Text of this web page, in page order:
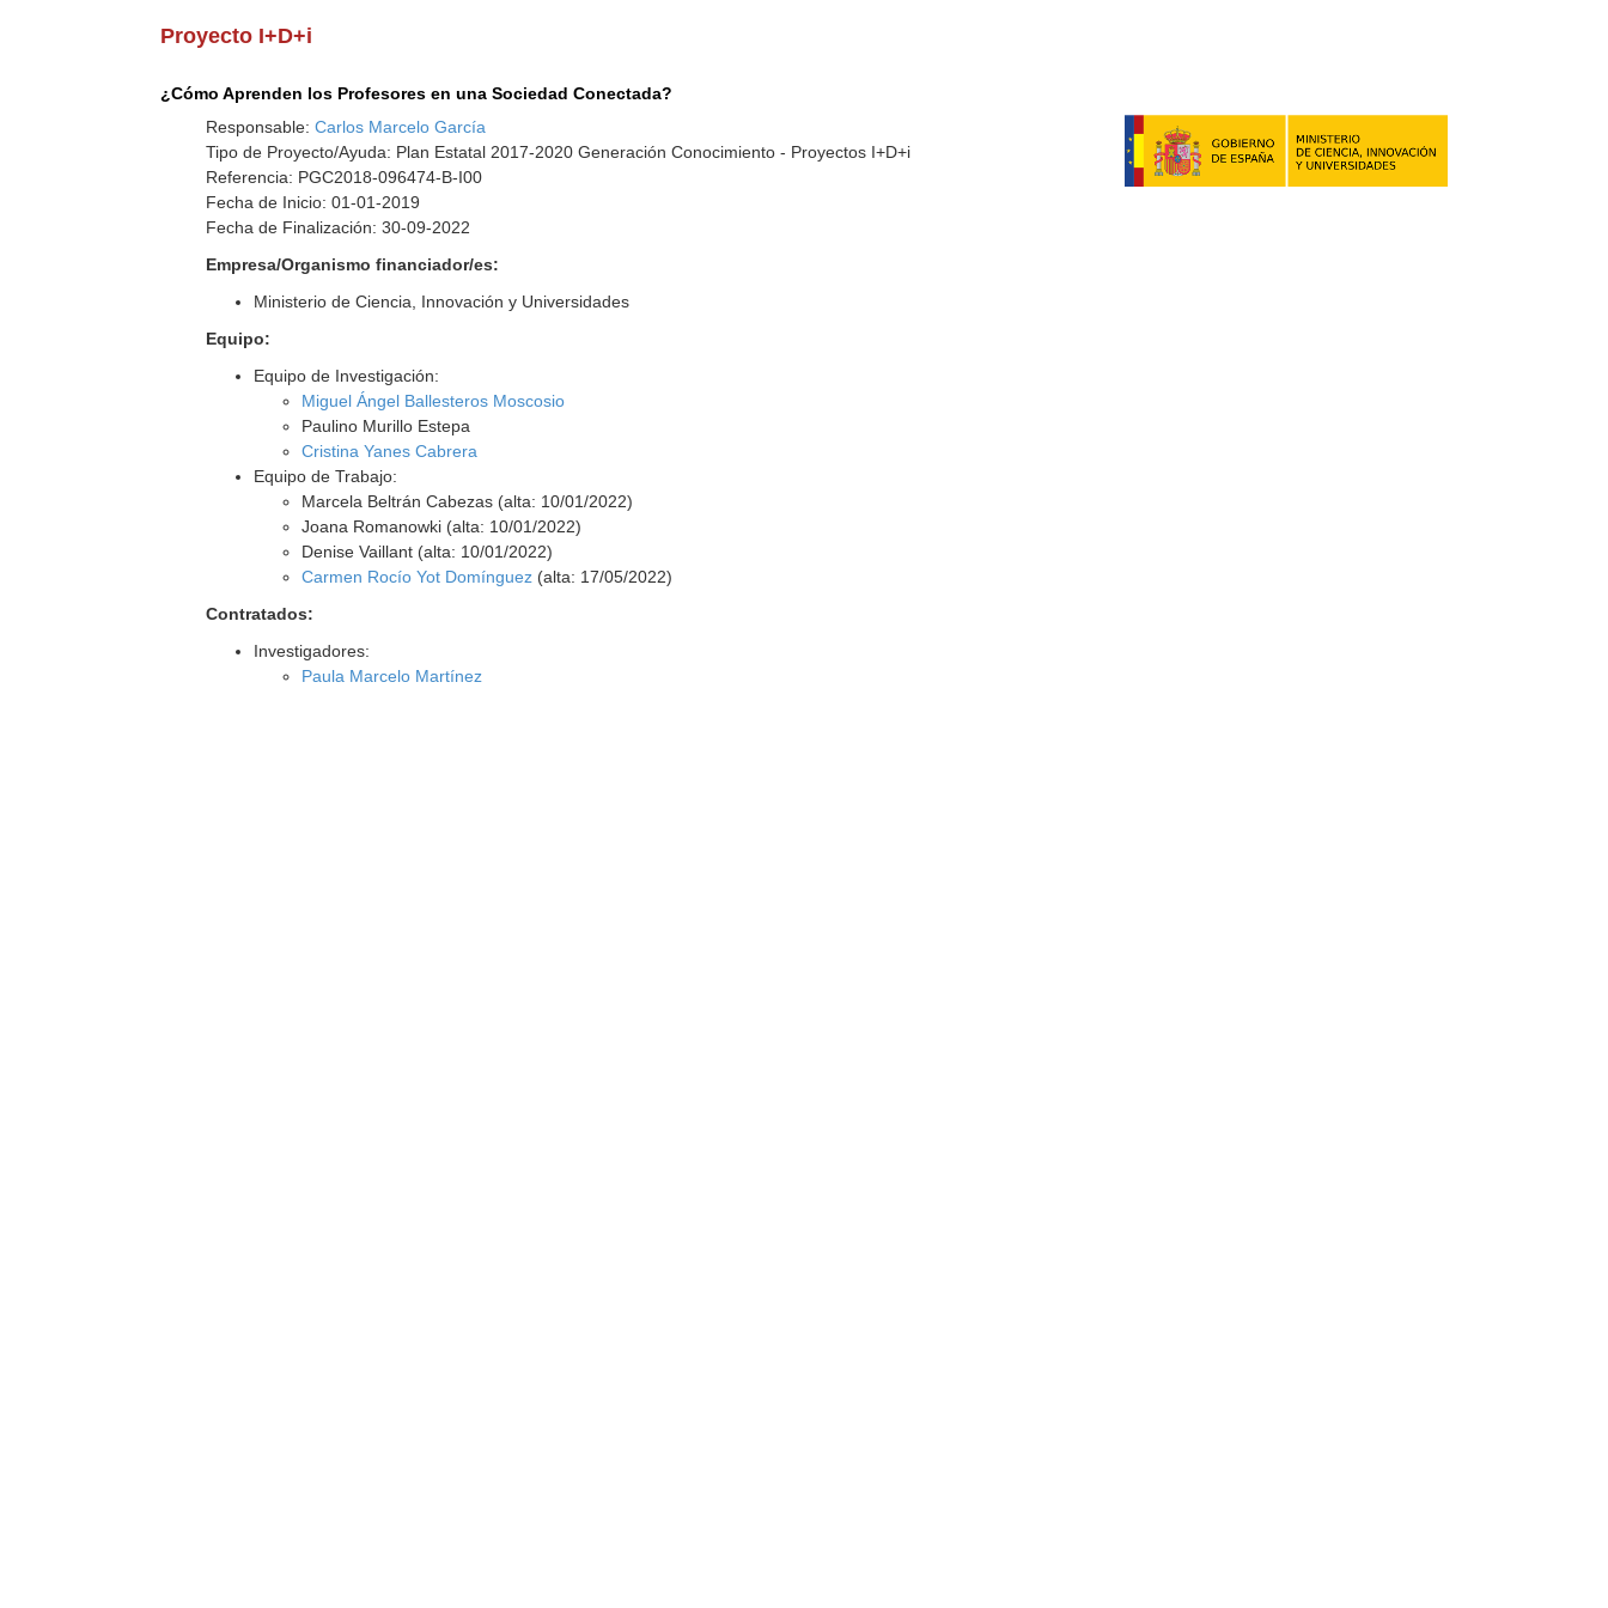
Proyecto I+D+i
¿Cómo Aprenden los Profesores en una Sociedad Conectada?
Responsable:Carlos Marcelo García
Tipo de Proyecto/Ayuda: Plan Estatal 2017-2020 Generación Conocimiento - Proyectos I+D+i
Referencia: PGC2018-096474-B-I00
Fecha de Inicio: 01-01-2019
Fecha de Finalización: 30-09-2022
Empresa/Organismo financiador/es:
Ministerio de Ciencia, Innovación y Universidades
Equipo:
Equipo de Investigación:
Miguel Ángel Ballesteros Moscosio
Paulino Murillo Estepa
Cristina Yanes Cabrera
Equipo de Trabajo:
Marcela Beltrán Cabezas (alta: 10/01/2022)
Joana Romanowki (alta: 10/01/2022)
Denise Vaillant (alta: 10/01/2022)
Carmen Rocío Yot Domínguez (alta: 17/05/2022)
Contratados:
Investigadores:
Paula Marcelo Martínez